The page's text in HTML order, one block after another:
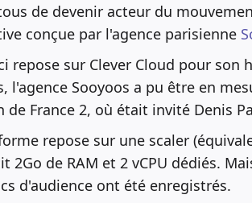
de devenir acteur du
conçue par l'agence parisienne
repose sur Clever Cloud pour son
l'agence Sooyoos a pu être en
de France 2, où était invité Denis
repose sur une scaler
2Go de RAM et 2 vCPU dédiés.
d'audience ont été enregistrés.